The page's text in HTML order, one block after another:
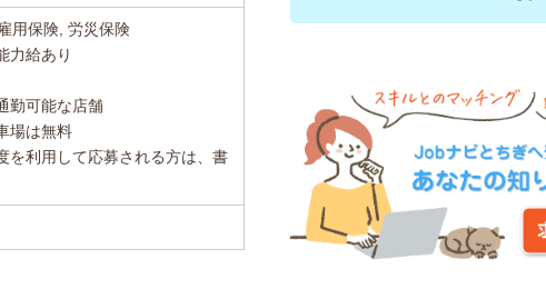
用保険, 労災保険
力給あり
勤可能な店舗
場は無料
を利用して応募される方は、書